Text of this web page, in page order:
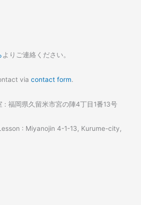
よりご連絡ください。
viacontact form.
: 福岡県久留米市宮の陣4丁目1番13号
: Miyanojin 4-1-13, Kurume-city,